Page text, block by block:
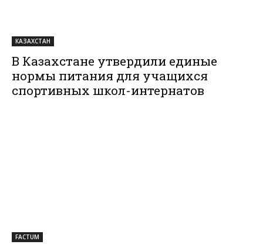
КАЗАХСТАН
В Казахстане утвердили единые
нормы питания для учащихся
спортивных школ-интернатов
FACTUM